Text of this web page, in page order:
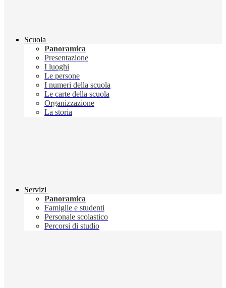
Scuola
Panoramica
Presentazione
I luoghi
Le persone
I numeri della scuola
Le carte della scuola
Organizzazione
La storia
Servizi
Panoramica
Famiglie e studenti
Personale scolastico
Percorsi di studio